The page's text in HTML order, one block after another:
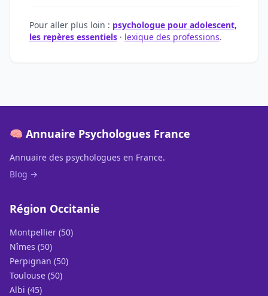
Pour aller plus loin : psychologue pour adolescent,
les repères essentiels · lexique des professions.
🧠 Annuaire Psychologues France
Annuaire des psychologues en France.
Blog →
Région Occitanie
Montpellier (50)
Nîmes (50)
Perpignan (50)
Toulouse (50)
Albi (45)